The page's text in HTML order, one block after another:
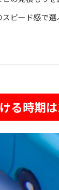
スピード感で選
る時期